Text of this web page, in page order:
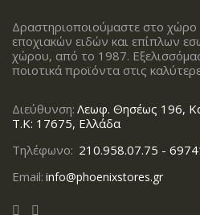
Δραστηριοποιούμαστε στο χώρο
εποχιακών ειδών και επίπλων
χώρου, από το 1987.
ποιοτικά προϊόντα στις
Διεύθυνση: Λεωφ. Θησέως 196,
Τ.Κ: 17675, Ελλάδα
Τηλέφωνο: 210.958.07.75 -
Email: info@phoenixstores.gr